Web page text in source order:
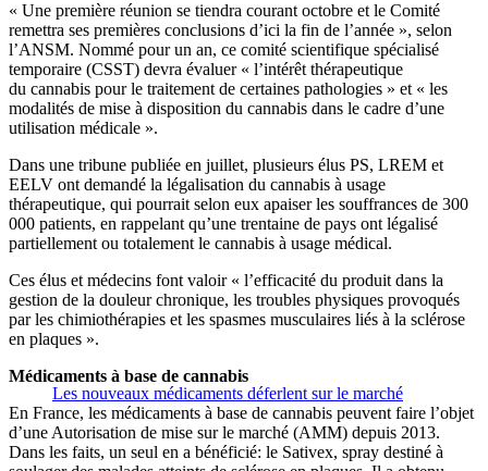
« Une première réunion se tiendra courant octobre et le Comité
remettra ses premières conclusions d’ici la fin de l’année », selon
l’ANSM. Nommé pour un an, ce comité scientifique spécialisé
temporaire (CSST) devra évaluer « l’intérêt thérapeutique
du cannabis pour le traitement de certaines pathologies » et « les
modalités de mise à disposition du cannabis dans le cadre d’une
utilisation médicale ».
Dans une tribune publiée en juillet, plusieurs élus PS, LREM et
EELV ont demandé la légalisation du cannabis à usage
thérapeutique, qui pourrait selon eux apaiser les souffrances de 300
000 patients, en rappelant qu’une trentaine de pays ont légalisé
partiellement ou totalement le cannabis à usage médical.
Ces élus et médecins font valoir « l’efficacité du produit dans la
gestion de la douleur chronique, les troubles physiques provoqués
par les chimiothérapies et les spasmes musculaires liés à la sclérose
en plaques ».
Les nouveaux médicaments déferlent sur le marché
Médicaments à base de cannabis
En France, les médicaments à base de cannabis peuvent faire l’objet
d’une Autorisation de mise sur le marché (AMM) depuis 2013.
Dans les faits, un seul en a bénéficié: le Sativex, spray destiné à